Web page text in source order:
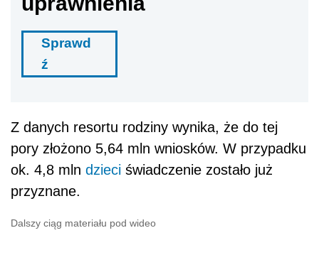
Sprawd
ź
Z danych resortu rodziny wynika, że do tej
pory złożono 5,64 mln wniosków. W przypadku
ok. 4,8 mln dzieci świadczenie zostało już
przyznane.
Dalszy ciąg materiału pod wideo